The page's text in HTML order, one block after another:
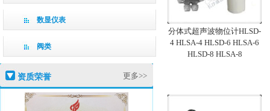
数显仪表
阀类
资质荣誉 更多>>
分体式超声波物位计HLSD-
4 HLSA-4 HLSD-6 HLSA-6
HLSD-8 HLSA-8